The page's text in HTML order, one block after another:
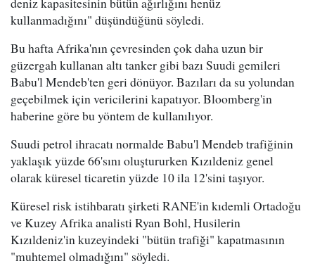
kullanmadığını" düşündüğünü söyledi.
Bu hafta Afrika'nın çevresinden çok daha uzun bir
güzergah kullanan altı tanker gibi bazı Suudi gemileri
Babu'l Mendeb'ten geri dönüyor. Bazıları da su yolundan
geçebilmek için vericilerini kapatıyor. Bloomberg'in
haberine göre bu yöntem de kullanılıyor.
Suudi petrol ihracatı normalde Babu'l Mendeb trafiğinin
yaklaşık yüzde 66'sını oluştururken Kızıldeniz genel
olarak küresel ticaretin yüzde 10 ila 12'sini taşıyor.
Küresel risk istihbaratı şirketi RANE'in kıdemli Ortadoğu
ve Kuzey Afrika analisti Ryan Bohl, Husilerin
Kızıldeniz'in kuzeyindeki "bütün trafiği" kapatmasının
"muhtemel olmadığını" söyledi.